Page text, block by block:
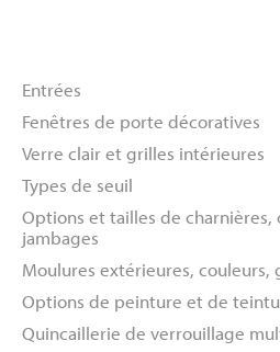
Entrées
Fenêtres de porte décoratives
Verre clair et grilles intérieures
Types de seuil
Options et tailles de charnières,
jambages
Moulures extérieures, couleurs,
Options de peinture et de
Quincaillerie de verrouillage